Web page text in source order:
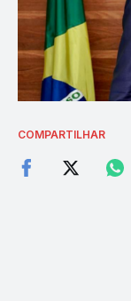
COMPARTILHAR